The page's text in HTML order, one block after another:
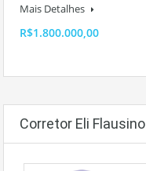
Mais Detalhes
R$1.800.000,00
Corretor Eli Flausino